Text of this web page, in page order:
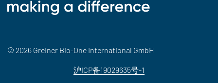
© 2026 Greiner Bio-One International GmbH
沪ICP备19029635号-1